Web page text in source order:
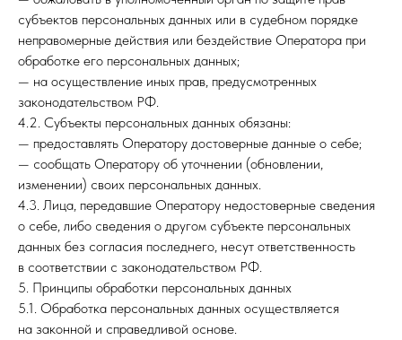
субъектов персональных данных или в судебном порядке
неправомерные действия или бездействие Оператора при
обработке его персональных данных;
— на осуществление иных прав, предусмотренных
законодательством РФ.
4.2. Субъекты персональных данных обязаны:
— предоставлять Оператору достоверные данные о себе;
— сообщать Оператору об уточнении (обновлении,
изменении) своих персональных данных.
4.3. Лица, передавшие Оператору недостоверные сведения
о себе, либо сведения о другом субъекте персональных
данных без согласия последнего, несут ответственность
в соответствии с законодательством РФ.
5. Принципы обработки персональных данных
5.1. Обработка персональных данных осуществляется
на законной и справедливой основе.